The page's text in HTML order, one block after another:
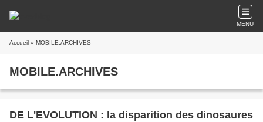
MENU
Accueil » MOBILE.ARCHIVES
MOBILE.ARCHIVES
DE L'EVOLUTION : la disparition des dinosaures